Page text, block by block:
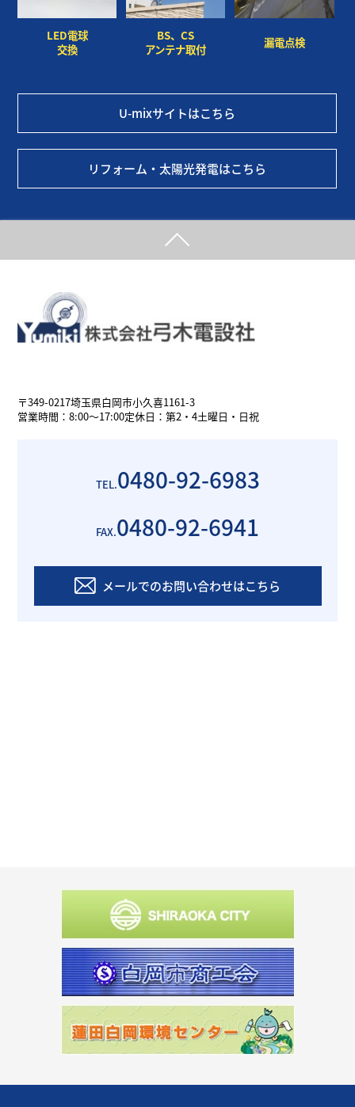
LED電球
交換
BS、CS
アンテナ取付
漏電点検
U-mixサイトはこちら
リフォーム・太陽光発電はこちら
〒349-0217埼玉県白岡市小久喜1161-3
営業時間：8:00～17:00定休日：第2・4土曜日・日祝
TEL.0480-92-6983
FAX.0480-92-6941
メールでのお問い合わせはこちら